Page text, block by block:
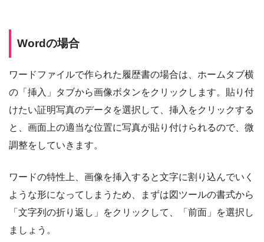
Wordの場合
ワードファイルで作られた履歴書の場合は、ホームタブ横
の「挿入」タブから画像ボタンをクリックします。貼り付
けたい証明写真のデータを選択して、挿入をクリックする
と、画面上の適当な位置に写真が貼り付けられるので、微
調整をしていきます。
ワードの特性上、画像を挿入すると文字に割り込んでいく
ような形になってしまうため、まずは図ツールの書式から
「文字列の折り返し」をクリックして、「前面」を選択し
ましょう。